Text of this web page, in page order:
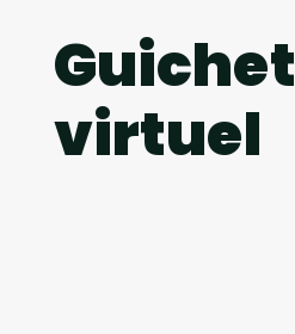
Guichet
virtuel